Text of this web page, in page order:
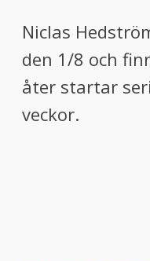
Niclas
den 1/8 och
åter startar
veckor.